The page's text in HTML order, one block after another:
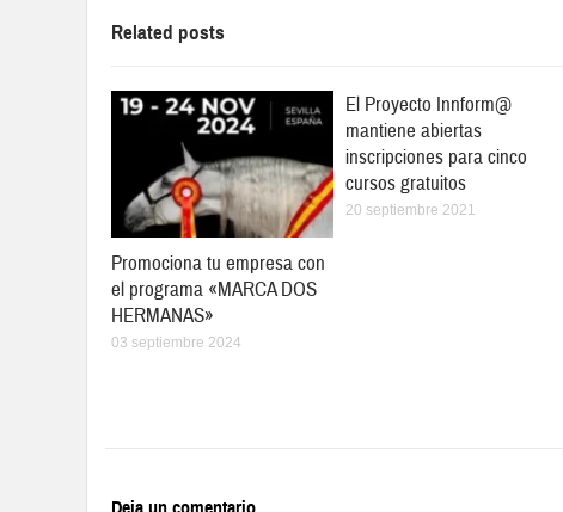
Related posts
Promociona tu empresa con
el programa «MARCA DOS
HERMANAS»
03 septiembre 2024
El Proyecto Innform@
mantiene abiertas
inscripciones para cinco
cursos gratuitos
20 septiembre 2021